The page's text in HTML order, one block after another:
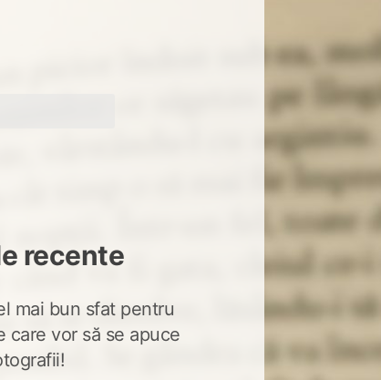
recente
mai bun sfat pentru
care vor să se apuce